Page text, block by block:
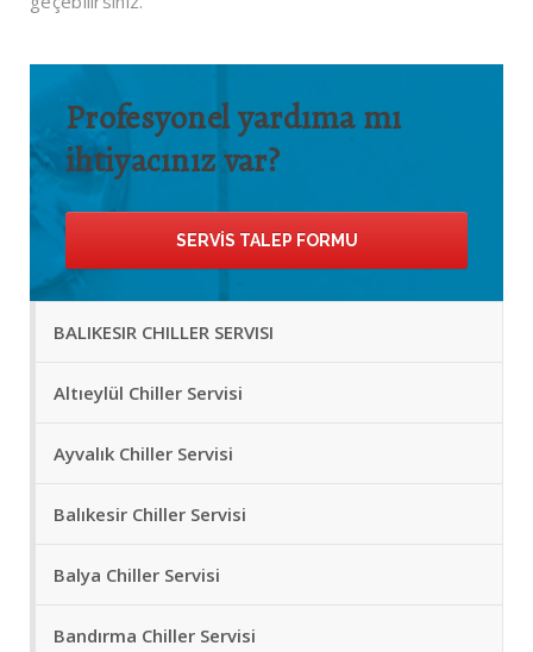
Profesyonel yardıma mı
ihtiyacınız var?
SERVIS TALEP FORMU
BALIKESIR CHILLER SERVISI
Altıeylül Chiller Servisi
Ayvalık Chiller Servisi
Balıkesir Chiller Servisi
Balya Chiller Servisi
Bandırma Chiller Servisi